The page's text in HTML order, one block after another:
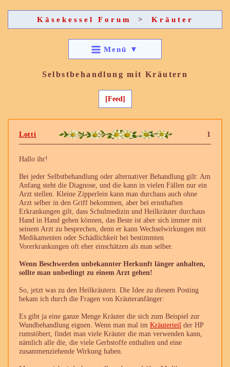
Käsekessel Forum > Kräuter
Menü ▼
Selbstbehandlung mit Kräutern
[Feed]
1
Lotti
Hallo ihr!
Bei jeder Selbstbehandlung oder alternativer Behandlung gilt: Am
Anfang steht die Diagnose, und die kann in vielen Fällen nur ein
Arzt stellen. Kleine Zipperlein kann man durchaus auch ohne
Arzt selber in den Griff bekommen, aber bei ernsthaften
Erkrankungen gilt, dass Schulmedizin und Heilkräuter durchaus
Hand in Hand gehen können, das Beste ist aber sich immer mit
seinem Arzt zu besprechen, denn er kann Wechselwirkungen mit
Medikamenten oder Schädlichkeit bei bestimmten
Vorerkrankungen oft eher einschätzen als man selber.
Wenn Beschwerden unbekannter Herkunft länger anhalten,
sollte man unbedingt zu einem Arzt gehen!
So, jetzt was zu den Heilkräutern. Die Idee zu diesem Posting
bekam ich durch die Fragen von Kräuteranfänger:
Es gibt ja eine ganze Menge Kräuter die sich zum Beispiel zur
Wundbehandlung eignen. Wenn man mal im Kräuterteil der HP
rumstöbert, findet man viele Kräuter die man verwenden kann,
nämlich alle die, die viele Gerbstoffe enthalten und eine
zusammenziehende Wirkung haben.